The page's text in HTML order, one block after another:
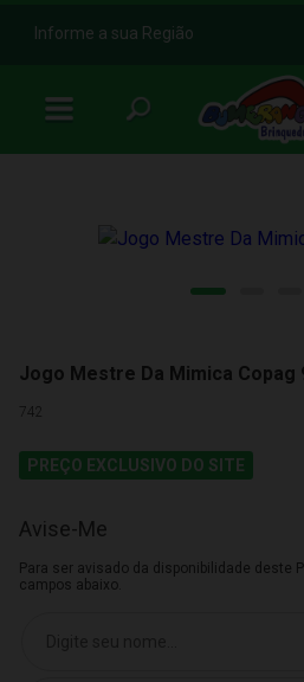
b
Informe a sua Região
Jogo Mestre Da Mimica Copag
742
PREÇO EXCLUSIVO DO SITE
Avise-Me
Para ser avisado da disponibilidade deste
campos abaixo.